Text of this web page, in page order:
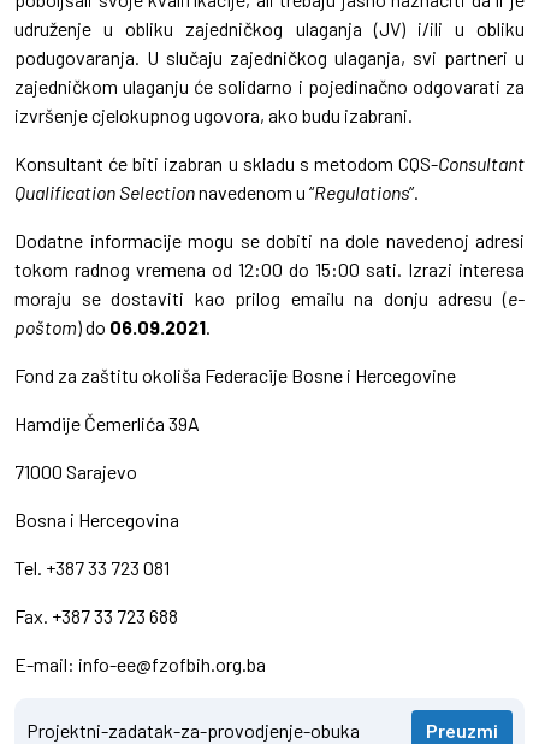
udruženje u obliku zajedničkog ulaganja (JV) i/ili u obliku
podugovaranja. U slučaju zajedničkog ulaganja, svi partneri u
zajedničkom ulaganju će solidarno i pojedinačno odgovarati za
izvršenje cjelokupnog ugovora, ako budu izabrani.
Konsultant će biti izabran u skladu s metodom CQS-Consultant
Qualification Selectionnavedenom u “Regulations”.
Dodatne informacije mogu se dobiti na dole navedenoj adresi
tokom radnog vremena od 12:00 do 15:00 sati. Izrazi interesa
moraju se dostaviti kao prilog emailu na donju adresu (e-
poštom) do 06.09.2021.
Fond za zaštitu okoliša Federacije Bosne i Hercegovine
Hamdije Čemerlića 39A
71000 Sarajevo
Bosna i Hercegovina
Tel. +387 33 723 081
Fax. +387 33 723 688
E-mail: info-ee@fzofbih.org.ba
Projektni-zadatak-za-provodjenje-obuka Preuzmi